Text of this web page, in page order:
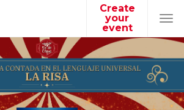
Create
your
event